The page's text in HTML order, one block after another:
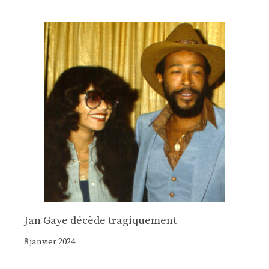
Jan Gaye décède tragiquement
8 janvier 2024